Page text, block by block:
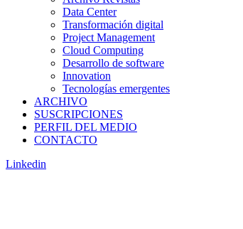
Data Center
Transformación digital
Project Management
Cloud Computing
Desarrollo de software
Innovation
Tecnologías emergentes
ARCHIVO
SUSCRIPCIONES
PERFIL DEL MEDIO
CONTACTO
Linkedin